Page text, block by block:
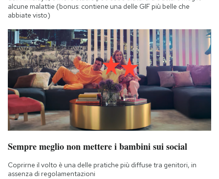
Hai bisogno di aiuto?
alcune malattie (bonus: contiene una delle GIF più belle che
abbiate visto)
Sempre meglio non mettere i bambini sui social
Coprirne il volto è una delle pratiche più diffuse tra genitori, in
assenza di regolamentazioni